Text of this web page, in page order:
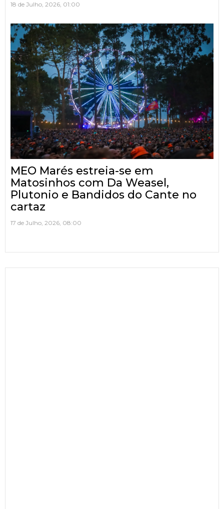
18 de Julho, 2026, 01:00
MEO Marés estreia-se em
Matosinhos com Da Weasel,
Plutonio e Bandidos do Cante no
cartaz
17 de Julho, 2026, 08:00